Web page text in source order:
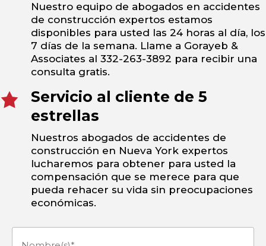
Nuestro equipo de abogados en accidentes
de construcción expertos estamos
disponibles para usted las 24 horas al día, los
7 días de la semana. Llame a Gorayeb &
Associates al 332-263-3892 para recibir una
consulta gratis.
Servicio al cliente de 5
estrellas
Nuestros abogados de accidentes de
construcción en Nueva York expertos
lucharemos para obtener para usted la
compensación que se merece para que
pueda rehacer su vida sin preocupaciones
económicas.
Nombre(s)